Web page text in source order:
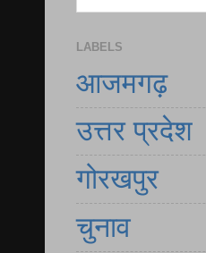
LABELS
आजमगढ़
उत्तर प्रदेश
गोरखपुर
चुनाव